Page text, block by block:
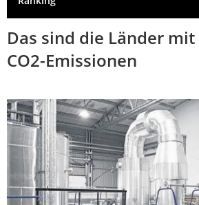
Das sind die Länder
CO2-Emissionen